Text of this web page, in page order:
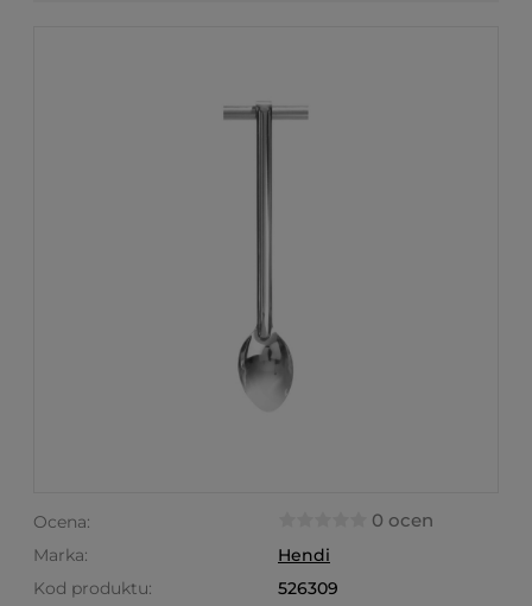
Ocena: 0 ocen
Marka:
Hendi
Kod produktu:
526309